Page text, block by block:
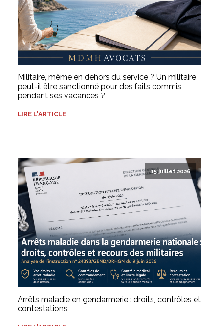
Militaire, même en dehors du service ? Un militaire
peut-il être sanctionné pour des faits commis
pendant ses vacances ?
LIRE L'ARTICLE
15 juillet 2026
Arrêts maladie en gendarmerie : droits, contrôles et
contestations